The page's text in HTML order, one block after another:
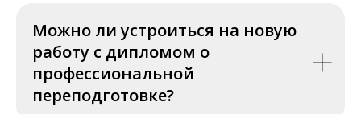
Можно ли устроиться на новую
работу с дипломом о
профессиональной
переподготовке?